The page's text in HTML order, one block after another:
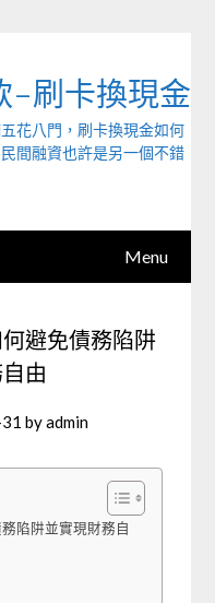
-刷卡換現金
花八門，刷卡換現金如何
間融資也許是另一個不錯
Menu
避免債務陷阱
由
byadmin
陷阱並實現財務自